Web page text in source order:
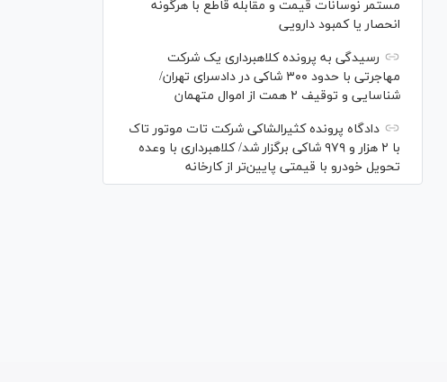
مستمر نوسانات قیمت و مقابله قاطع با هرگونه
انحصار یا کمبود دارویی
رسیدگی به پرونده کلاهبرداری یک شرکت
مهاجرتی با حدود ۳۰۰ شاکی در دادسرای تهران/
شناسایی و توقیف ۲ همت از اموال متهمان
دادگاه پرونده کثیرالشاکی شرکت تات موتور تاک
با ۲ هزار و ۹۷۹ شاکی برگزار شد/ کلاهبرداری با وعده
تحویل خودرو با قیمتی پایین‌تر از کارخانه